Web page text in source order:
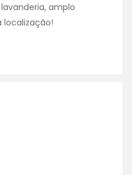
amplo
localização!